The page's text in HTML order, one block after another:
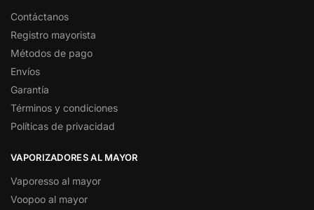
Contáctanos
Registro mayorista
Métodos de pago
Envíos
Garantía
Términos y condiciones
Políticas de privacidad
VAPORIZADORES AL MAYOR
Vaporesso al mayor
Voopoo al mayor